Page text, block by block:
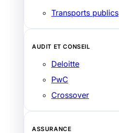
Transports publics
AUDIT ET CONSEIL
Deloitte
PwC
Crossover
ASSURANCE